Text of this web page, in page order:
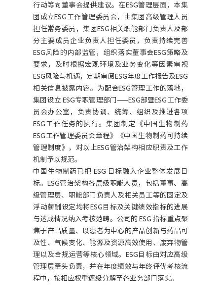
行动等向董事会提供建议。在ESG管理层面，本集
团成立ESG工作管理委员会，由集团高级管理人员
担任常务委员，集团ESG相关职能部门负责人及部
分主要成员企业负责人担任委员，负责持续完善
ESG风险的内部监管，组织落实董事会ESG策略及
要求，及时根据宏观环境及业务变化等因素审视
ESG风险与机遇，定期审阅ESG年度工作报告及ESG
相关信息披露内容。为配合ESG管理工作的落地，
集团设立 ESG专职管理部门——ESG部暨ESG工作委
员会办公室，负责协调、统筹、组织及推进各项
ESG工作任务的执行。集团制定《中国生物制药
ESG工作管理委员会章程》《中国生物制药可持续
管理制度》，对以上ESG管治架构相应职责及工作
机制予以规范。
中国生物制药已把 ESG 目标融入企业整体发展目
标。ESG管治架构各层级职能人员，包括董事、高
级管理层、职能部门负责人及相关员工等的固定及
浮动薪酬设定均将ESG目标及关键绩效指标的进展
与达成情况纳入考核范畴。公司的 ESG 指标重点聚
焦于产品质量、以患者为中心的产品创新与药品可
及性、气候变化、能源及资源高效使用、废弃物管
理以及合规运营等核心领域。ESG目标由对应高级
管理层牵头负责，并在年度绩效与年终评优考核流
程中，按相应权重逐级分解至各业务部门落实。